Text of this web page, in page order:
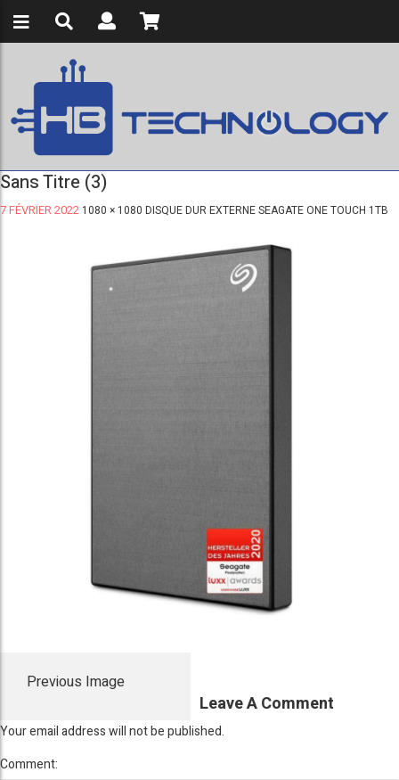
Sans Titre (3)
7 FÉVRIER 2022 1080 × 1080 DISQUE DUR EXTERNE SEAGATE ONE TOUCH 1TB
Previous Image
Leave A Comment
Your email address will not be published.
Comment: